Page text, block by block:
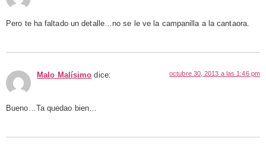
Pero te ha faltado un detalle…no se le ve la campanilla a la cantaora.
Malo Malísimo dice: octubre 30, 2013 a las 1:46 pm
Bueno…Ta quedao bien…